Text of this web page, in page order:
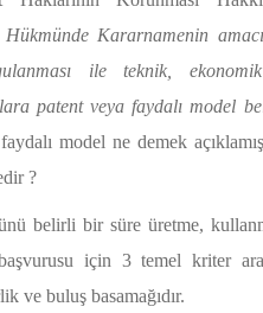
Kararnamenin
ile teknik,
patent veya faydalı model
model ne demek
?
belirli bir süre üretme,
için 3 temel kriter
ve buluş basamağıdır.